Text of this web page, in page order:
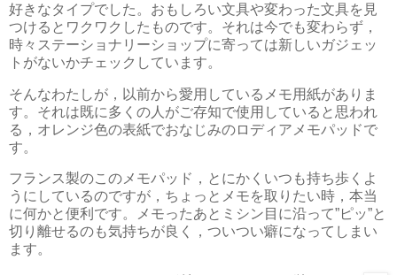
好きなタイプでした。おもしろい文具や変わった文具を見
つけるとワクワクしたものです。それは今でも変わらず，
時々ステーショナリーショップに寄っては新しいガジェッ
トがないかチェックしています。
そんなわたしが，以前から愛用しているメモ用紙がありま
す。それは既に多くの人がご存知で使用していると思われ
る，オレンジ色の表紙でおなじみのロディアメモパッドで
す。
フランス製のこのメモパッド，とにかくいつも持ち歩くよ
うにしているのですが，ちょっとメモを取りたい時，本当
に何かと便利です。メモったあとミシン目に沿って”ピッ”と
切り離せるのも気持ちが良く，ついつい癖になってしまい
ます。